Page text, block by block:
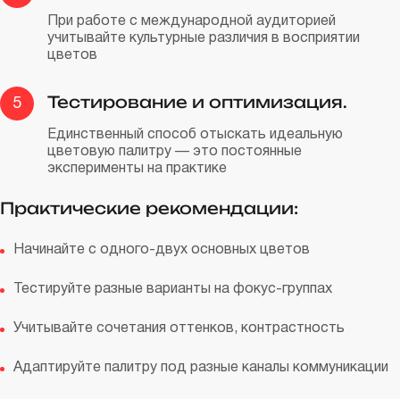
При работе с международной аудиторией
учитывайте культурные различия в восприятии
цветов
5 Тестирование и оптимизация.
Единственный способ отыскать идеальную
цветовую палитру — это постоянные
эксперименты на практике
Практические рекомендации:
Начинайте с одного-двух основных цветов
Тестируйте разные варианты на фокус-группах
Учитывайте сочетания оттенков, контрастность
Адаптируйте палитру под разные каналы коммуникации